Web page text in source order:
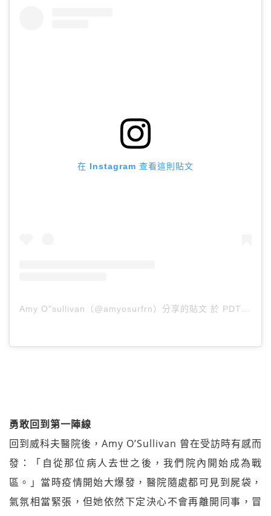
在 Instagram 查看這則貼文
Amy O"sullivan（@amyosurfrn）分享的貼文 於 PDT 2020 年 10月 月 8 日 下午 1:00
勇敢回到第一陣線
回到威科夫醫院後，Amy O’Sullivan 曾在受訪時有感而
發：「自從那位病人去世之後，我們院內開始成為戰
區。」當時疫情開始大爆發，醫院隨處都可見到屍袋，
氣氛相當緊張，但她依然下定決心不會再離開同事，冒